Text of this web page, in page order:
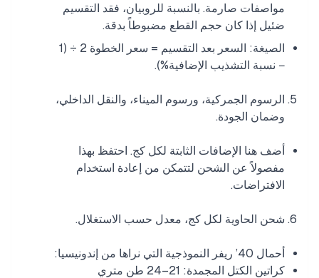
مواصفات صارمة. بالنسبة للروبيان، فقد التقسيم
ضئيل إذا كان حجم القطع مضبوطاً بدقة.
الصيغة: السعر بعد التقسيم = سعر الخطوة 2 ÷ (1
− نسبة التشذيب الإضافية%).
الرسوم الجمركية، ورسوم الميناء، والنقل الداخلي،
وضمان الجودة.
أضف هنا الإضافات الثابتة لكل كج. احتفظ بهذا
مفصولاً عن الشحن لتتمكن من إعادة استخدام
الافتراضات.
شحن الحاوية لكل كج، معدل حسب الاستغلال.
أحمال 40’ ريفر النموذجية التي نراها من إندونيسيا:
كراتين الكتل المجمدة: 21–24 طن متري